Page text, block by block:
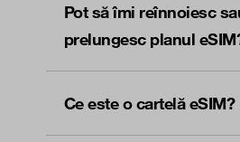
Pot să îmi reînnoiesc
prelungesc planul
Ce este o cartelă eSIM?